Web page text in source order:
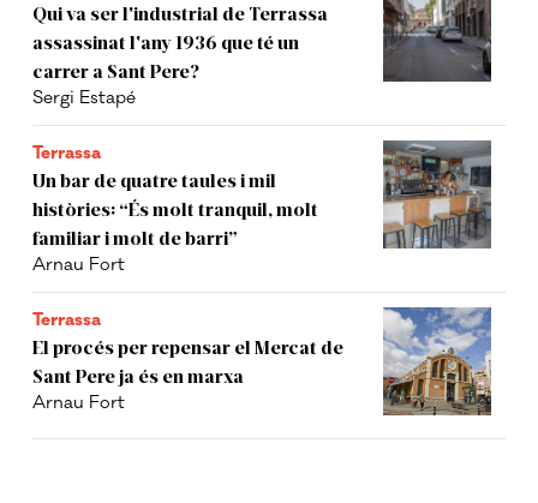
Qui va ser l'industrial de Terrassa
assassinat l'any 1936 que té un
carrer a Sant Pere?
Sergi Estapé
Terrassa
Un bar de quatre taules i mil
històries: “És molt tranquil, molt
familiar i molt de barri”
Arnau Fort
Terrassa
El procés per repensar el Mercat de
Sant Pere ja és en marxa
Arnau Fort